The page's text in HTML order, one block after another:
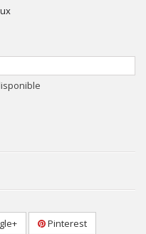
Pinterest